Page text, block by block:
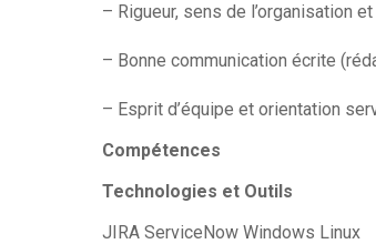
– Rigueur, sens de l’organisation
– Bonne communication écrite
– Esprit d’équipe et orientation
Compétences
Technologies et Outils
JIRA ServiceNow Windows Linux